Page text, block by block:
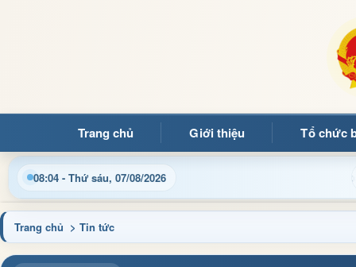
Trang chủ Giới thiệu Tổ chức
08:04 - Thứ sáu, 07/08/2026
Trang thông tin điện tử xã Mường Ảng Cập nhật
Trang chủ > Tin tức